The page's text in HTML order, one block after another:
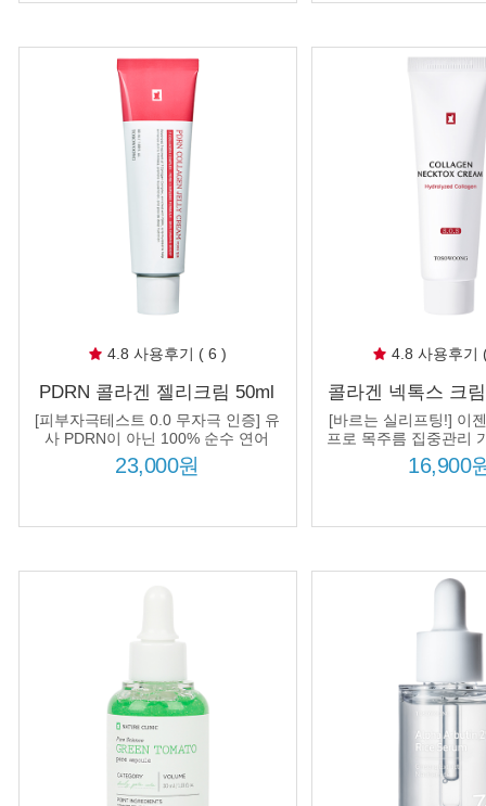
4.8 사용후기 ( 6 )
PDRN 콜라겐 젤리크림 50ml
100% 순수 연어 DNA PDRN
5000ppm
[피부자극테스트 0.0 무자극 인증] 유
사 PDRN이 아닌 100% 순수 연어
PDRN + 7종 콜라겐 컴플렉스 처방!
23,000원
4.8 사용후기
콜라겐 넥톡스 크
름개선 탄력 리프
[바르는 실리프팅!] 이
프로 목주름 집중관리
시 정품 1개 추
16,900